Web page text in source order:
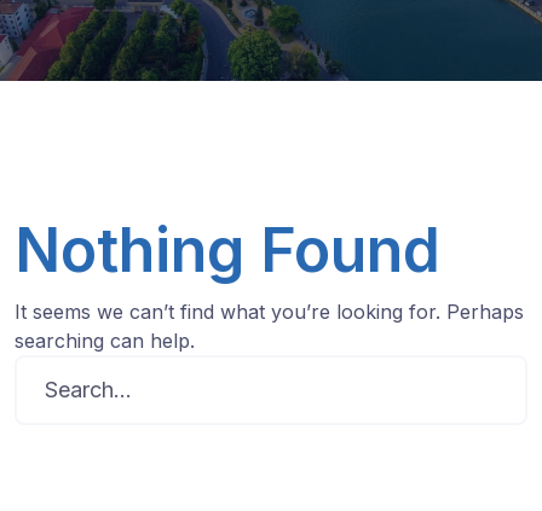
Nothing Found
It seems we can’t find what you’re looking for. Perhaps
searching can help.